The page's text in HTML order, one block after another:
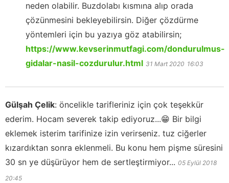
neden olabilir. Buzdolabı kısmına alıp orada
çözünmesini bekleyebilirsin. Diğer çözdürme
yöntemleri için bu yazıya göz atabilirsin;
https://www.kevserinmutfagi.com/dondurulmus-
gidalar-nasil-cozdurulur.html 31 Mart 2020 16:03
Gülşah Çelik: öncelikle tarifleriniz için çok teşekkür
ederim. Hocam severek takip ediyoruz...😁 Bir bilgi
eklemek isterim tarifinize izin verirseniz. tuz ciğerler
kızardıktan sonra eklenmeli. Bu konu hem pişme süresini
30 sn ye düşürüyor hem de sertleştirmiyor... 05 Eylül 2018
20:45